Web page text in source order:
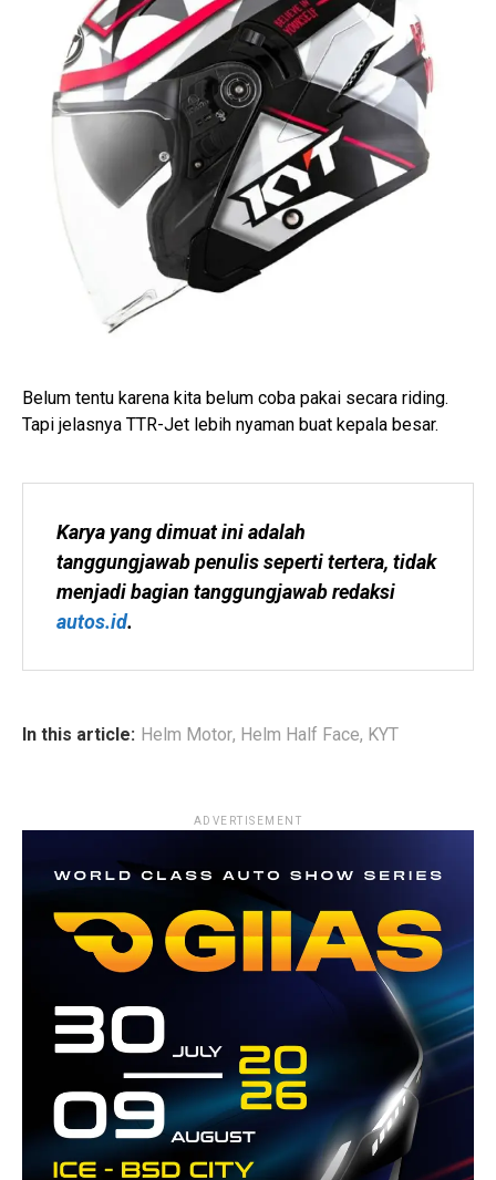
Belum tentu karena kita belum coba pakai secara riding.
Tapi jelasnya TTR-Jet lebih nyaman buat kepala besar.
Karya yang dimuat ini adalah
tanggungjawab penulis seperti tertera, tidak
autos.id.
In this article: Helm Motor, Helm Half Face, KYT
ADVERTISEMENT